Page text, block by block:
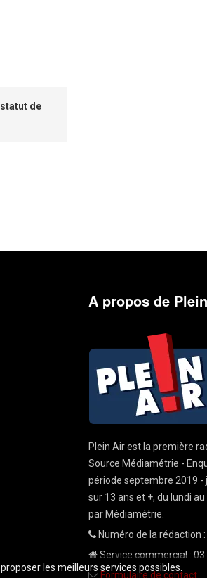
de
A propos de
Plein Air est la première
Source Médiamétrie -
période septembre 2019 -
sur 13 ans et +, du lundi
par Médiamétrie.
Numéro de la rédaction
Service commercial : 03
Formulaire de contact
les meilleurs services possibles.